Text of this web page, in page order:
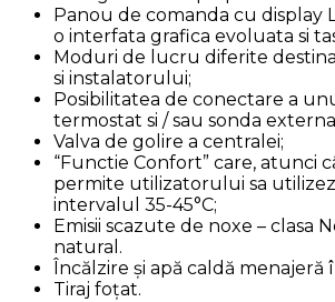
Panou de comanda cu display
o interfata grafica evoluata si
Moduri de lucru diferite
si instalatorului;
Posibilitatea de conectare a
termostat si / sau sonda
Valva de golire a centralei;
“Functie Confort” care, atunci
permite utilizatorului sa
intervalul 35-45°C;
Emisii scazute de noxe – clasa
natural.
Încălzire și apă caldă menajeră
Tiraj foțat.